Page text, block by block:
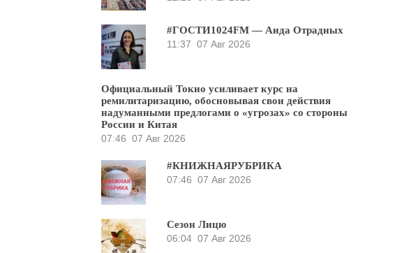
#ГОСТИ1024FM — Аида Отрадных
11:37 07 Авг 2026
Официальный Токио усиливает курс на
ремилитаризацию, обосновывая свои действия
надуманными предлогами о «угрозах» со стороны
России и Китая
07:46 07 Авг 2026
#КНИЖНАЯРУБРИКА
07:46 07 Авг 2026
Сезон Лицю
06:04 07 Авг 2026